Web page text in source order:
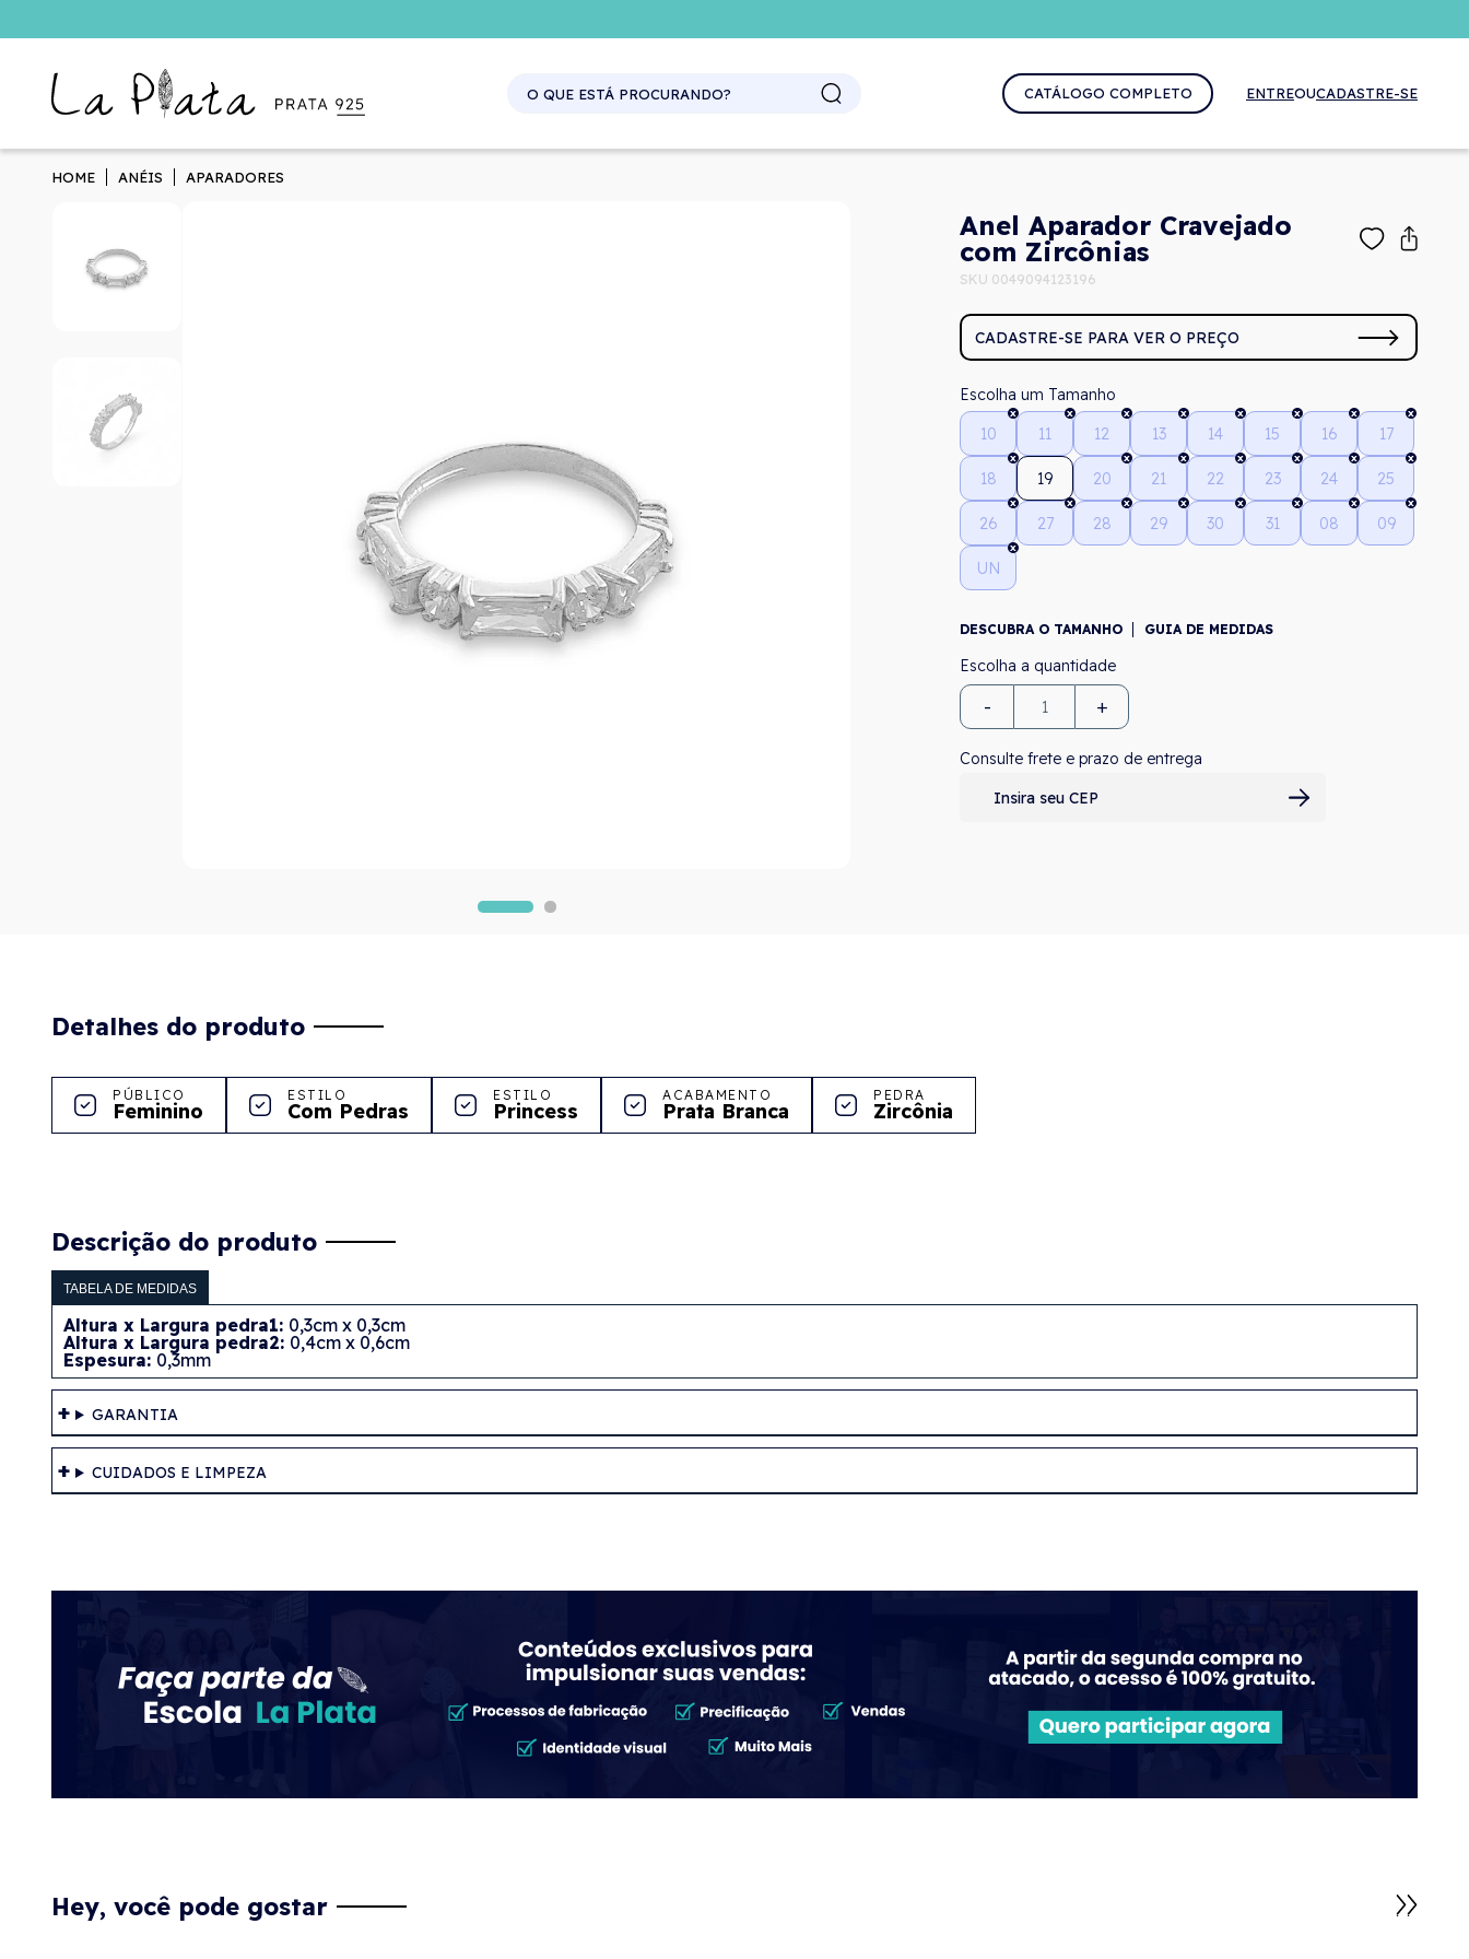
CATÁLOGO COMPLETO ENTREOUCADASTRE-SE
HOME ANÉIS APARADORES
Anel Aparador Cravejado
com Zircônias
SKU 0049094123196
CADASTRE-SE PARA VER O PREÇO
Tamanho
10
11 12 13 14 15 16 17
18 19 20 21 22 23 24 25
26 27 28 29 30 31 08 09
UN
DESCUBRA O TAMANHO GUIA DE MEDIDAS
- +
Consulte frete e prazo de entrega
Detalhes do produto
PÚBLICO
Feminino
ESTILO
Com Pedras
ESTILO
Princess
ACABAMENTO
Prata Branca
PEDRA
Zircônia
Descrição do produto
TABELA DE MEDIDAS
Altura x Largura pedra1: 0,3cm x 0,3cm
Altura x Largura pedra2: 0,4cm x 0,6cm
Espesura: 0,3mm
GARANTIA
CUIDADOS E LIMPEZA
Hey, você pode gostar